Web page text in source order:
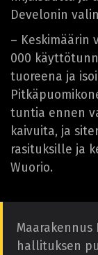
Develonin
– Keskimäärin
000
tuoreena ja
tuntia ennen
kaivuita, ja
rasituksille ja
Wuorio.
Maarakennus
hallituksen